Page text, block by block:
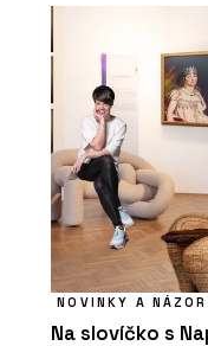
NOVINKY A
Na slovíčko s